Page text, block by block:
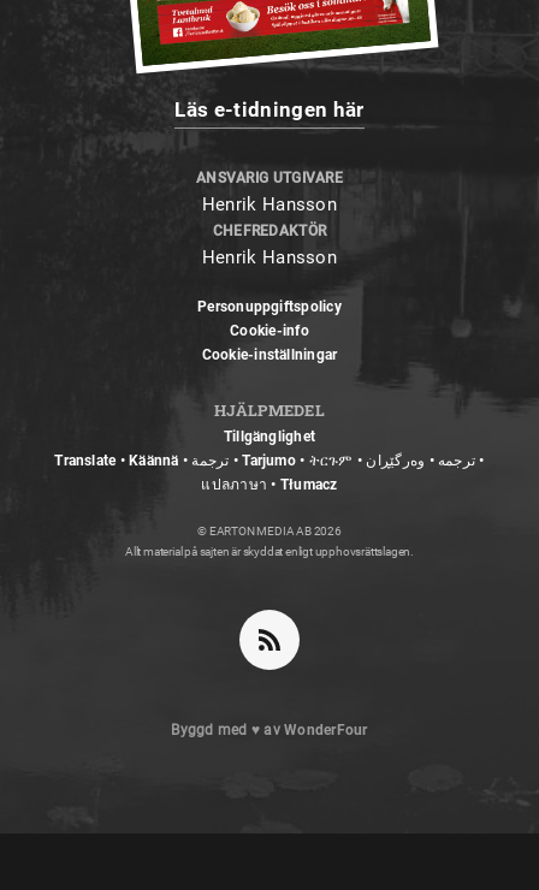
Läs e-tidningen här
ANSVARIG UTGIVARE
Henrik Hansson
CHEFREDAKTÖR
Henrik Hansson
Personuppgiftspolicy
Cookie-info
Cookie-inställningar
HJÄLPMEDEL
Tillgänglighet
Translate • Käännä • ترجمة • Tarjumo • ትርጉም • ترجمه • وەرگێڕان •
แปลภาษา • Tłumacz
© EARTON MEDIA AB 2026
Allt material på sajten är skyddat enligt upphovsrättslagen.
Byggd med ♥ avWonderFour